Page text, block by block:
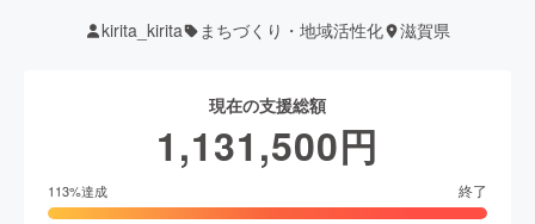
kirita_kirita まちづくり・地域活性化 滋賀県
現在の支援総額
1,131,500円
113%達成 終了